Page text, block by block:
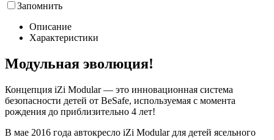
Запомнить
Описание
Характеристики
Модульная эволюция!
Концепция iZi Modular — это инновационная система
безопасности детей от BeSafe, используемая с момента
рождения до приблизительно 4 лет!
В мае 2016 года автокресло iZi Modular для детей ясельного